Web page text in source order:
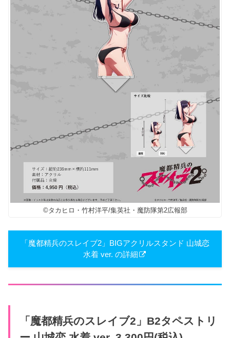
©タカヒロ・竹村洋平/集英社・魔防隊第2広報部
「魔都精兵のスレイブ2」BIGアクリルスタンド 山城恋
水着 ver. の詳細
「魔都精兵のスレイブ2」B2タペストリ